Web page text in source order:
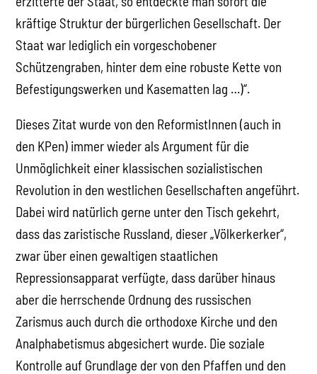
kräftige Struktur der bürgerlichen Gesellschaft. Der
Staat war lediglich ein vorgeschobener
Schützengraben, hinter dem eine robuste Kette von
Befestigungswerken und Kasematten lag …)“.
Dieses Zitat wurde von den ReformistInnen (auch in
den KPen) immer wieder als Argument für die
Unmöglichkeit einer klassischen sozialistischen
Revolution in den westlichen Gesellschaften angeführt.
Dabei wird natürlich gerne unter den Tisch gekehrt,
dass das zaristische Russland, dieser „Völkerkerker“,
zwar über einen gewaltigen staatlichen
Repressionsapparat verfügte, dass darüber hinaus
aber die herrschende Ordnung des russischen
Zarismus auch durch die orthodoxe Kirche und den
Analphabetismus abgesichert wurde. Die soziale
Kontrolle auf Grundlage der von den Pfaffen und den